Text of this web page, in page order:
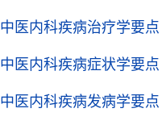
中医内科疾病治疗学要点
中医内科疾病症状学要点
中医内科疾病发病学要点